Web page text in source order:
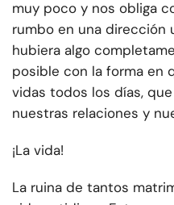
muy poco y nos obliga
rumbo en una dirección
hubiera algo
posible con la forma en
vidas todos los días,
nuestras relaciones y
¡La vida!
La ruina de tantos